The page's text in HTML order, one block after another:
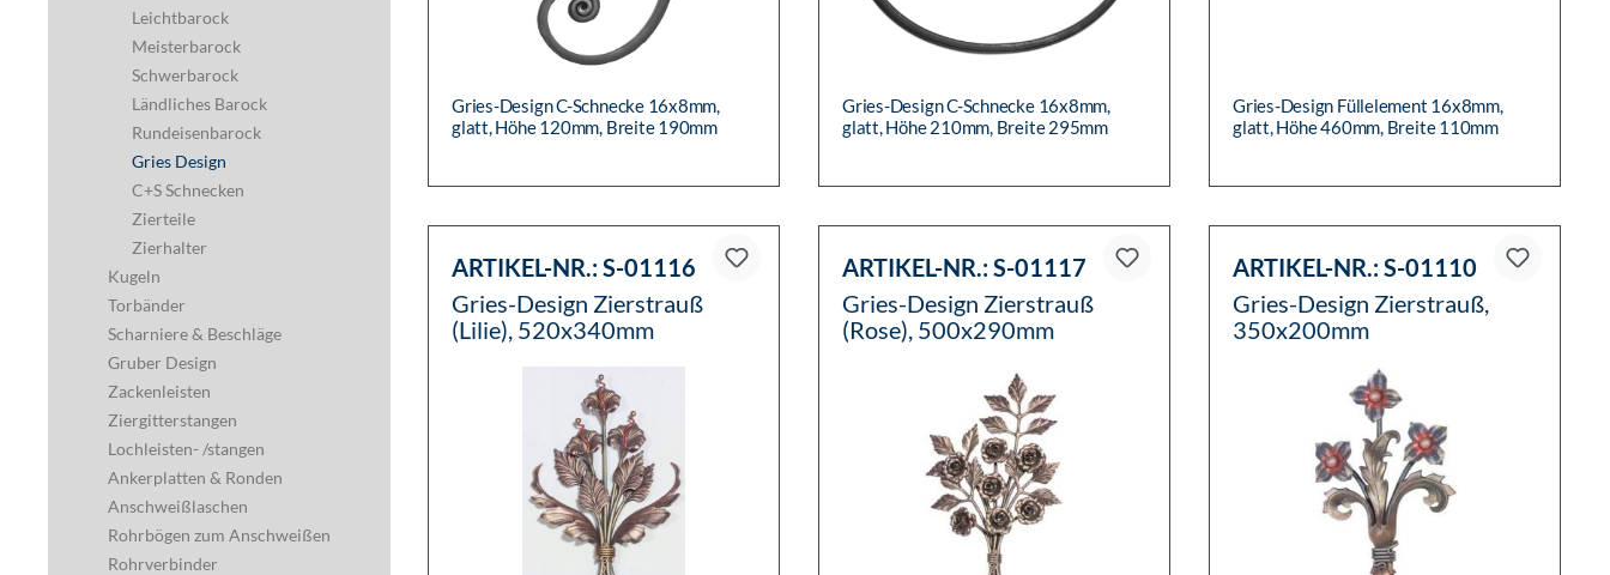
Leichtbarock
Meisterbarock
Schwerbarock
Ländliches Barock
Rundeisenbarock
Gries Design
C+S Schnecken
Zierteile
Zierhalter
Kugeln
Torbänder
Scharniere & Beschläge
Gruber Design
Zackenleisten
Ziergitterstangen
Lochleisten- /stangen
Ankerplatten & Ronden
Anschweißlaschen
Rohrbögen zum Anschweißen
Rohrverbinder
Gries-Design C-Schnecke 16x8mm,
glatt, Höhe 120mm, Breite 190mm
Gries-Design C-Schnecke 16x8mm,
glatt, Höhe 210mm, Breite 295mm
Gries-Design Füllelement 16x8mm,
glatt, Höhe 460mm, Breite 110mm
ARTIKEL-NR.:S-01116
Gries-Design Zierstrauß
(Lilie), 520x340mm
ARTIKEL-NR.:S-01117
Gries-Design Zierstrauß
(Rose), 500x290mm
ARTIKEL-NR.:S-01110
Gries-Design Zierstrauß,
350x200mm